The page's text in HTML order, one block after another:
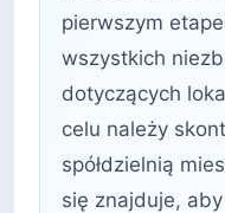
pierwszym
wszystkich
dotyczących
celu należy
spółdzielnią
się znajduje,